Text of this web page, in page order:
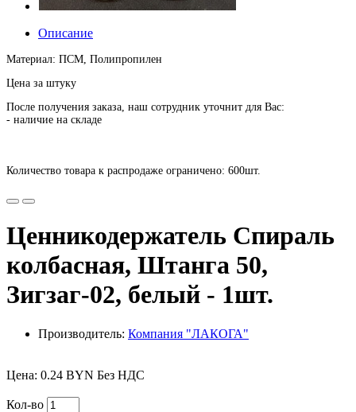
Описание
Материал: ПСМ, Полипропилен
Цена за штуку
После получения заказа, наш сотрудник уточнит для Вас:
- наличие на складе
Количество товара к распродаже ограничено: 600шт.
Ценникодержатель Спираль
колбасная, Штанга 50,
Зигзаг-02, белый - 1шт.
Производитель: Компания "ЛАКОГА"
Цена: 0.24 BYN Без НДС
Кол-во